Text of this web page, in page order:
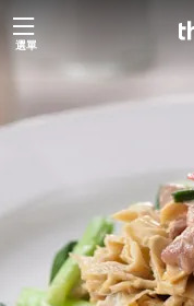
跳
內
容
選單